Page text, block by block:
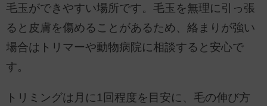
毛玉ができやすい場所です。毛玉を無理に引っ張
ると皮膚を傷めることがあるため、絡まりが強い
場合はトリマーや動物病院に相談すると安心で
す。
トリミングは月に1回程度を目安に、毛の伸び方